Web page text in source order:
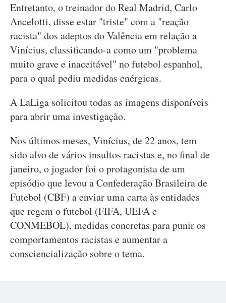
Entretanto, o treinador do Real Madrid, Carlo
Ancelotti, disse estar "triste" com a "reação
racista" dos adeptos do Valência em relação a
Vinícius, classificando-a como um "problema
muito grave e inaceitável" no futebol espanhol,
para o qual pediu medidas enérgicas.
A LaLiga solicitou todas as imagens disponíveis
para abrir uma investigação.
Nos últimos meses, Vinícius, de 22 anos, tem
sido alvo de vários insultos racistas e, no final de
janeiro, o jogador foi o protagonista de um
episódio que levou a Confederação Brasileira de
Futebol (CBF) a enviar uma carta às entidades
que regem o futebol (FIFA, UEFA e
CONMEBOL), medidas concretas para punir os
comportamentos racistas e aumentar a
consciencialização sobre o tema.